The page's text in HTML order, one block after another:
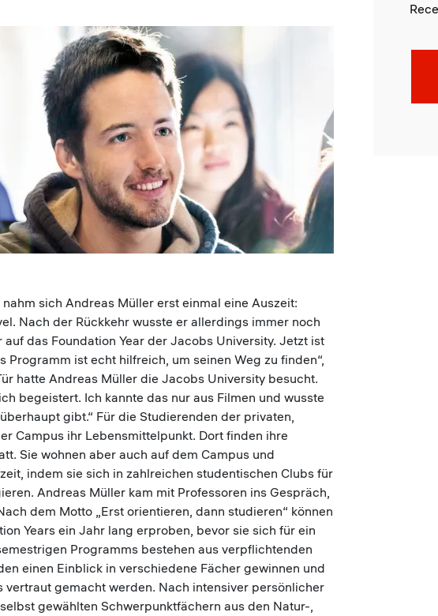
sich Andreas Müller erst einmal eine Auszeit:
Nach der Rückkehr wusste er allerdings immer noch
das Foundation Year der Jacobs University. Jetzt ist
Programm ist echt hilfreich, um seinen Weg zu finden“,
hatte Andreas Müller die Jacobs University besucht.
begeistert. Ich kannte das nur aus Filmen und wusste
gibt.“ Für die Studierenden der privaten,
Campus ihr Lebensmittelpunkt. Dort finden ihre
Sie wohnen aber auch auf dem Campus und
indem sie sich in zahlreichen studentischen Clubs für
Andreas Müller kam mit Professoren ins Gespräch,
dem Motto „Erst orientieren, dann studieren“ können
Years ein Jahr lang erproben, bevor sie sich für ein
Programms bestehen aus verpflichtenden
einen Einblick in verschiedene Fächer gewinnen und
gemacht werden. Nach intensiver persönlicher
gewählten Schwerpunktfächern aus den Natur-,